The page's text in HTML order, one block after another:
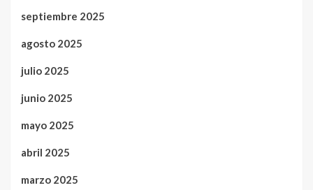
septiembre 2025
agosto 2025
julio 2025
junio 2025
mayo 2025
abril 2025
marzo 2025